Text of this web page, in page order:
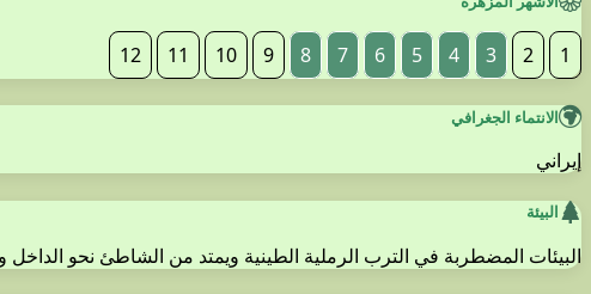
1
2
3
4
5
6
7
8
9
10
11
12
الانتماء الجغرافي
إيراني
البيئة
البيئات المضطربة في الترب الرملية الطينية ويمتد من الشاطئ نحو الداخل